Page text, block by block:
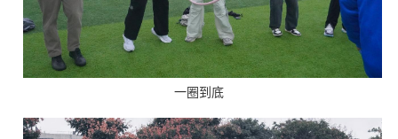
一圈到底